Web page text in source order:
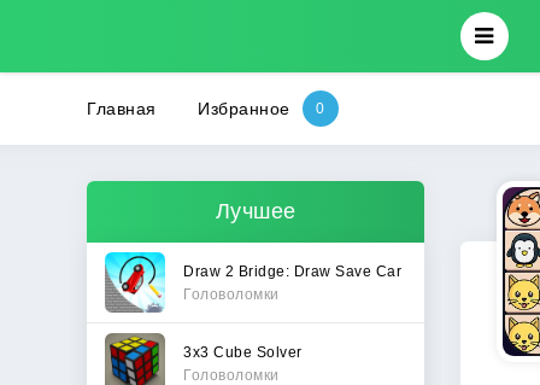
Главная Избранное
Лучшее
Draw 2 Bridge: Draw Save Car
Головоломки
3x3 Cube Solver
Головоломки